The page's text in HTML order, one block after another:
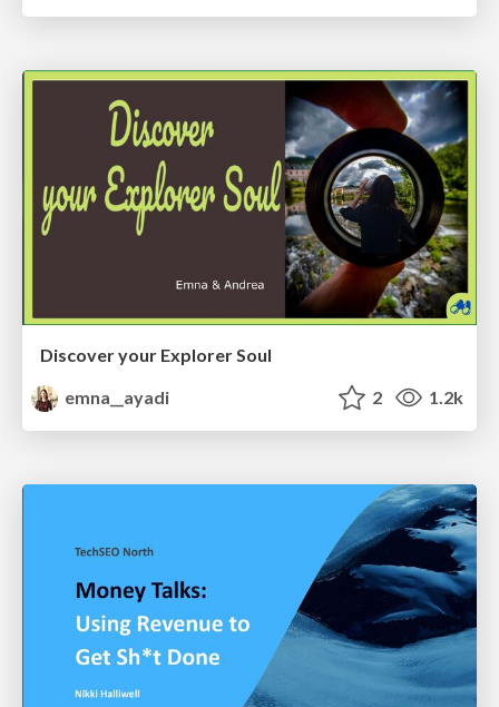
Discover your Explorer Soul
emna__ayadi
2 1.2k